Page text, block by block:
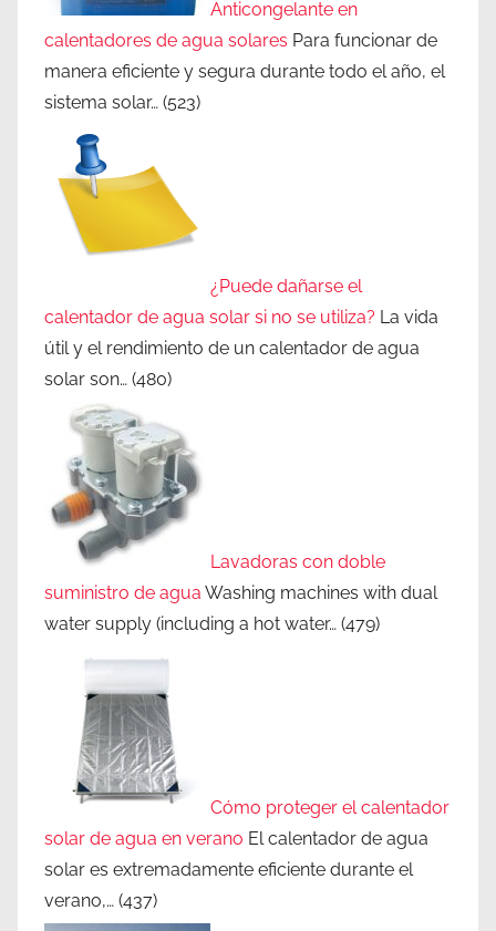
Anticongelante en
calentadores de agua solares Para funcionar de
manera eficiente y segura durante todo el año, el
sistema solar… (523)
¿Puede dañarse el
calentador de agua solar si no se utiliza? La vida
útil y el rendimiento de un calentador de agua
solar son… (480)
Lavadoras con doble
suministro de agua Washing machines with dual
water supply (including a hot water… (479)
Cómo proteger el calentador
solar de agua en verano El calentador de agua
solar es extremadamente eficiente durante el
verano,… (437)